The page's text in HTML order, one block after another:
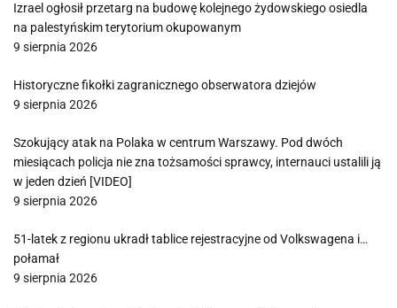
Izrael ogłosił przetarg na budowę kolejnego żydowskiego osiedla
na palestyńskim terytorium okupowanym
9 sierpnia 2026
Historyczne fikołki zagranicznego obserwatora dziejów
9 sierpnia 2026
Szokujący atak na Polaka w centrum Warszawy. Pod dwóch
miesiącach policja nie zna tożsamości sprawcy, internauci ustalili ją
w jeden dzień [VIDEO]
9 sierpnia 2026
51-latek z regionu ukradł tablice rejestracyjne od Volkswagena i…
połamał
9 sierpnia 2026